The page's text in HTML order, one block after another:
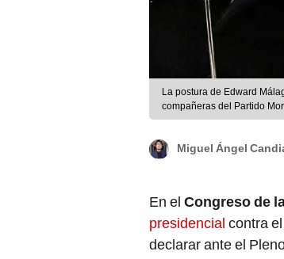
La postura de Edward
compañeras del Partido
presidencialcontra
declarar ante el
Estado. A los